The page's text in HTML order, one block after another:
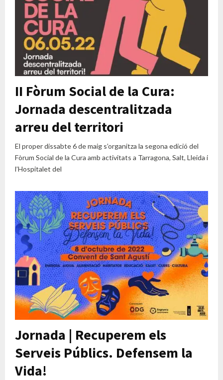
II Fòrum Social de la Cura:
Jornada descentralitzada
arreu del territori
El proper dissabte 6 de maig s’organitza la segona edició del
Fòrum Social de la Cura amb activitats a Tarragona, Salt, Lleida i
l’Hospitalet del
Jornada | Recuperem els
Serveis Públics. Defensem la
Vida!